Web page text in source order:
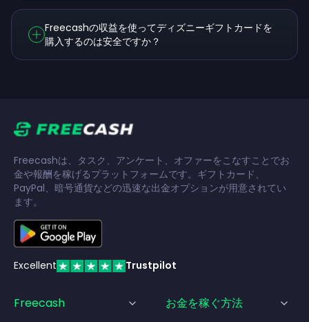
Freecashの収益を使ってディズニーギフトカードを
購入するのは安全ですか？
Freecashは、タスク、アンケート、オファーをこなすことでお
金や報酬を稼げるプラットフォームです。ギフトカード、
PayPal、暗号通貨などの迅速な出金オプションが用意されてい
ます。
Excellent Trustpilot
Freecash お金を稼ぐ方法